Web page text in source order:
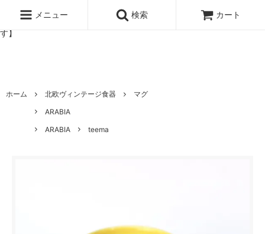
ッタのオンラインストア【アラビア,クイストゴーなどの北欧ヴィンテ
ージ食器,雅峰窯やソルテグラスジュエリーなどの作家の作品が並びま
す】
メニュー 検索 カート
ホーム 北欧ヴィンテージ食器
マグ
ARABIA
ARABIA
teema